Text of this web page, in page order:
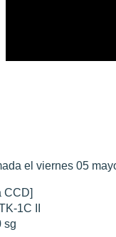
el viernes 05
CCD]
1C II
sg